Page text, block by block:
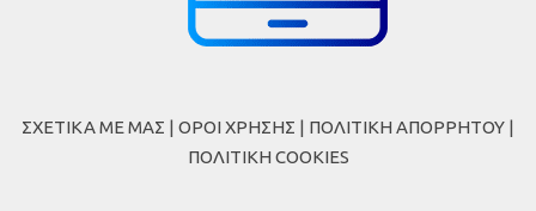
ΣΧΕΤΙΚΑ ΜΕ ΜΑΣ | ΟΡΟΙ ΧΡΗΣΗΣ | ΠΟΛΙΤΙΚΗ ΑΠΟΡΡΗΤΟΥ |
ΠΟΛΙΤΙΚΗ COOKIES